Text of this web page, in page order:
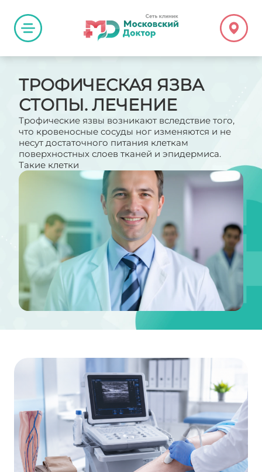
ТРОФИЧЕСКАЯ ЯЗВА
СТОПЫ. ЛЕЧЕНИЕ
Трофические язвы возникают вследствие того,
что кровеносные сосуды ног изменяются и не
несут достаточного питания клеткам
поверхностных слоев тканей и эпидермиса.
Такие клетки